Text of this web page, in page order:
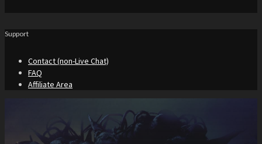
Support
Contact (non-Live Chat)
FAQ
Affiliate Area